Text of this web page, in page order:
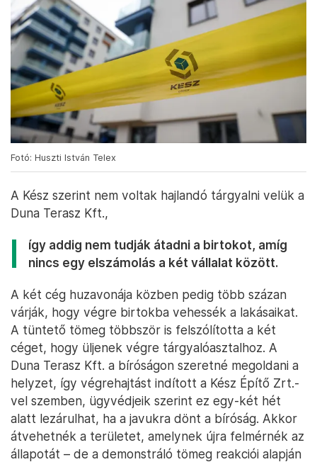
Fotó: Huszti István Telex
A Kész szerint nem voltak hajlandó tárgyalni velük a
Duna Terasz Kft.,
így addig nem tudják átadni a birtokot, amíg
nincs egy elszámolás a két vállalat között.
A két cég huzavonája közben pedig több százan
várják, hogy végre birtokba vehessék a lakásaikat.
A tüntető tömeg többször is felszólította a két
céget, hogy üljenek végre tárgyalóasztalhoz. A
Duna Terasz Kft. a bíróságon szeretné megoldani a
helyzet, így végrehajtást indított a Kész Építő Zrt.-
vel szemben, ügyvédjeik szerint ez egy-két hét
alatt lezárulhat, ha a javukra dönt a bíróság. Akkor
átvehetnék a területet, amelynek újra felmérnék az
állapotát – de a demonstráló tömeg reakciói alapján